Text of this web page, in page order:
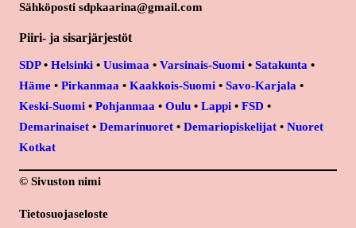
Sähköposti sdpkaarina@gmail.com
Piiri- ja sisarjärjestöt
SDP• Helsinki • Uusimaa • Varsinais-Suomi • Satakunta •
Häme • Pirkanmaa • Kaakkois-Suomi • Savo-Karjala •
Keski-Suomi • Pohjanmaa • Oulu • Lappi • FSD •
Demarinaiset • Demarinuoret • Demariopiskelijat • Nuoret
Kotkat
© Sivuston nimi
Tietosuojaseloste